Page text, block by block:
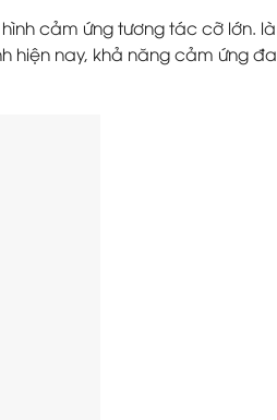
cảm ứng tương tác cỡ lớn. là
hiện nay, khả năng cảm ứng đa